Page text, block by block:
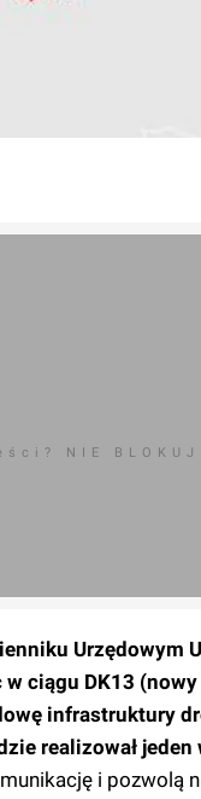
NIE BLOKUJ
Urzędowym
ciągu DK13 (nowy
infrastruktury
realizował jeden
i pozwolą